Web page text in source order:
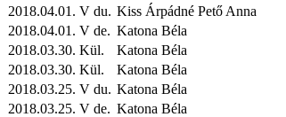
2018.04.01. V du. Kiss Árpádné Pető Anna
2018.04.01. V de. Katona Béla
2018.03.30. Kül. Katona Béla
2018.03.30. Kül. Katona Béla
2018.03.25. V du. Katona Béla
2018.03.25. V de. Katona Béla